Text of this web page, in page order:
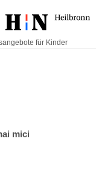
für Kinder
mici